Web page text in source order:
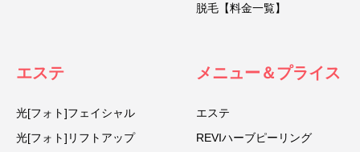
脱毛【料金一覧】
エステ
光[フォト]フェイシャル
光[フォト]リフトアップ
メニュー＆プライス
エステ
REVIハーブピーリング